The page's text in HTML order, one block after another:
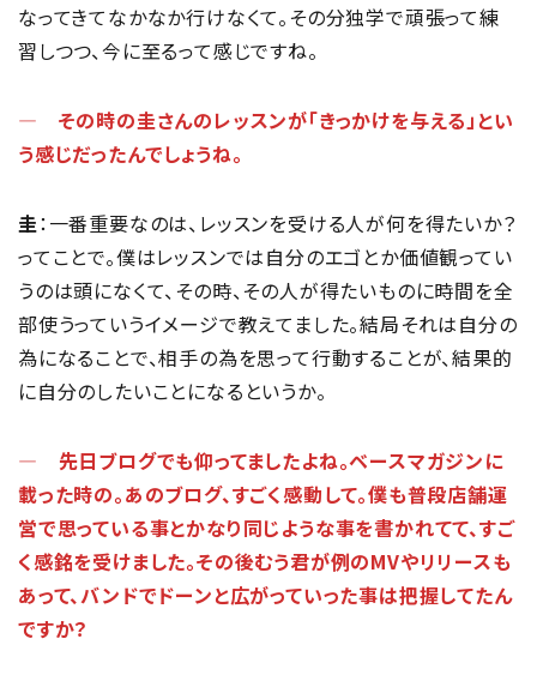
なってきてなかなか行けなくて。その分独学で頑張って練
習しつつ、今に至るって感じですね。
― その時の圭さんのレッスンが「きっかけを与える」とい
う感じだったんでしょうね。
圭：一番重要なのは、レッスンを受ける人が何を得たいか？
ってことで。僕はレッスンでは自分のエゴとか価値観ってい
うのは頭になくて、その時、その人が得たいものに時間を全
部使うっていうイメージで教えてました。結局それは自分の
為になることで、相手の為を思って行動することが、結果的
に自分のしたいことになるというか。
― 先日ブログでも仰ってましたよね。ベースマガジンに
載った時の。あのブログ、すごく感動して。僕も普段店舗運
営で思っている事とかなり同じような事を書かれてて、すご
く感銘を受けました。その後むう君が例のMVやリリースも
あって、バンドでドーンと広がっていった事は把握してたん
ですか？